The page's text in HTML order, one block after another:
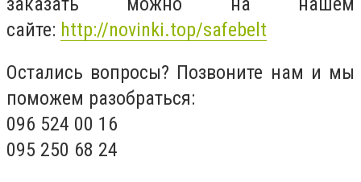
сайте: http://novinki.top/safebelt
Остались вопросы? Позвоните нам и мы
поможем разобраться:
096 524 00 16
095 250 68 24